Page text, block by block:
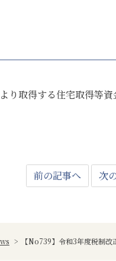
り取得する住宅取得等
前の記事へ 次
> 【No739】令和3年度税制